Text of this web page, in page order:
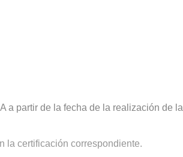
a partir de la fecha de la realización de la
la certificación correspondiente.